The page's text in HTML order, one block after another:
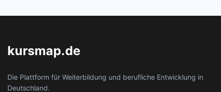
kursmap.de
Die Plattform für Weiterbildung und berufliche Entwicklung in
Deutschland.